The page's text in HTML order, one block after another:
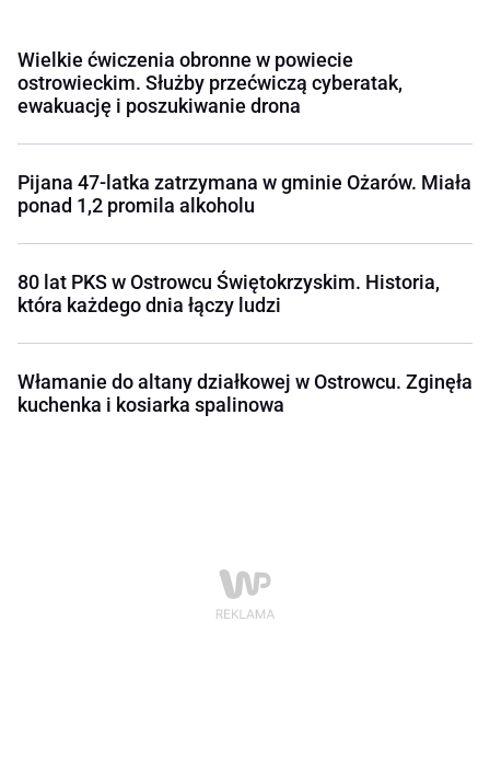
Wielkie ćwiczenia obronne w powiecie
ostrowieckim. Służby przećwiczą cyberatak,
ewakuację i poszukiwanie drona
Pijana 47-latka zatrzymana w gminie Ożarów. Miała
ponad 1,2 promila alkoholu
80 lat PKS w Ostrowcu Świętokrzyskim. Historia,
która każdego dnia łączy ludzi
Włamanie do altany działkowej w Ostrowcu. Zginęła
kuchenka i kosiarka spalinowa